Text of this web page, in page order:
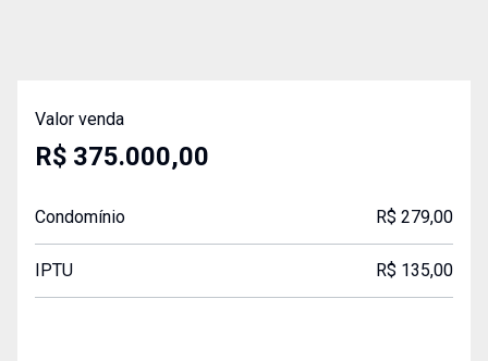
Valor venda
R$ 375.000,00
Condomínio R$ 279,00
IPTU R$ 135,00